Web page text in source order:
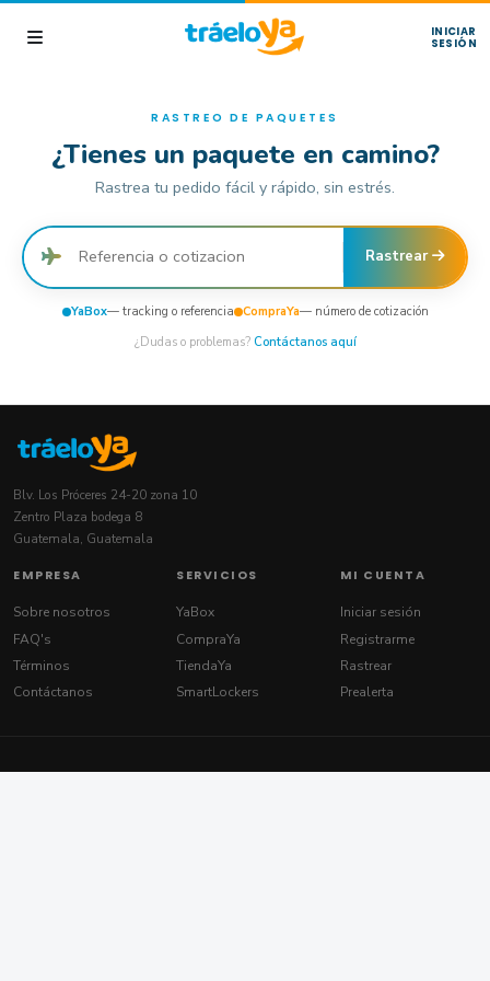
INICIAR
SESIÓN
RASTREO DE PAQUETES
¿Tienes un paquete en camino?
Rastrea tu pedido fácil y rápido, sin estrés.
Rastrear
YaBox— tracking o referencia CompraYa— número de cotización
¿Dudas o problemas? Contáctanos aquí
Blv. Los Próceres 24-20 zona 10
Zentro Plaza bodega 8
Guatemala, Guatemala
EMPRESA
Sobre nosotros
FAQ's
Términos
Contáctanos
SERVICIOS
YaBox
CompraYa
TiendaYa
SmartLockers
MI CUENTA
Iniciar sesión
Registrarme
Rastrear
Prealerta